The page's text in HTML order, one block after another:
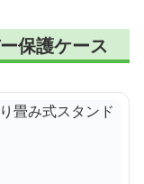
保護ケース